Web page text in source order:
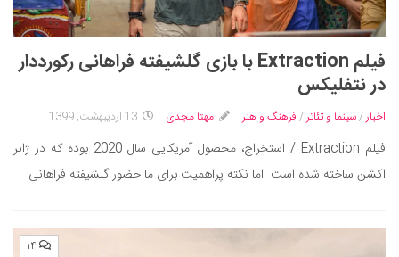
فیلم Extraction با بازی گلشیفته فراهانی رکورددار
در نتفلیکس
اخبار/سینما و تئاتر/ فرهنگ و هنر مهتا مجدی 13 اردیبهشت, 1399
فیلم Extraction / استخراج، محصول آمریکایی سال 2020 بوده که در ژانر
اکشن ساخته شده است. اما نکته پراهمیت برای ما حضور گلشیفته فراهانی...
۱۴